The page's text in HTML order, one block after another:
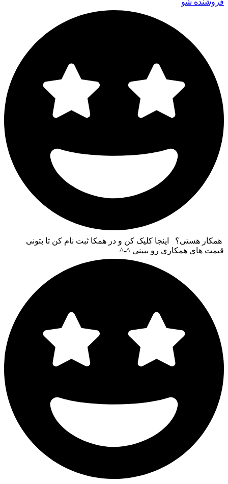
فروشنده شو
همکار هستی؟ اینجا کلیک کن و در همکا ثبت نام کن تا بتونی
قیمت های همکاری رو ببینی ^-^